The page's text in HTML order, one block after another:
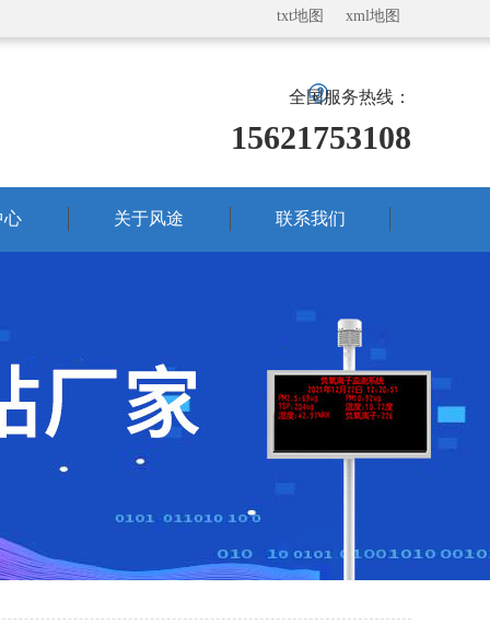
txt地图 xml地图
全国服务热线：
15621753108
心 关于风途 联系我们